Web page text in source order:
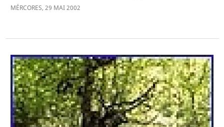
MÉRCORES, 29 MAI2002